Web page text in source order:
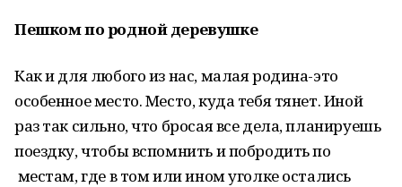
Пешком по родной деревушке
Как и для любого из нас, малая родина-это
особенное место. Место, куда тебя тянет. Иной
раз так сильно, что бросая все дела, планируешь
поездку, чтобы вспомнить и побродить по
местам, где в том или ином уголке остались